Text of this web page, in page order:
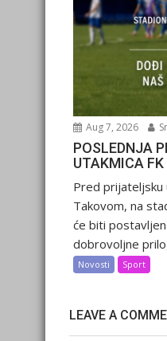
Aug 7, 2026
POSLEDNJA
UTAKMICA
Pred prijateljsku
Takovom, na
će biti
dobrovoljne
Novosti Sport
LEAVE A